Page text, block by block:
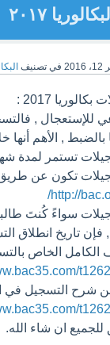
٢٠١٧
في تصنيف
2017 :
للإستعجال ,
بالضبط , الأهم
http://
سواءً كُنتَ
فإن تاريخ انطلاق
للجميع ان شاء الله.